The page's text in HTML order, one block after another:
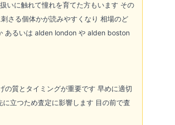
いに触れて憧れを育てた方もいます その
さる個体かが読みやすくなり 相場のど
あるいは alden london や alden boston
の質とタイミングが重要です 早めに適切
立つため査定に影響します 目の前で査